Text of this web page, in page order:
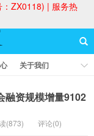
ZX0118) | 服务热
关于我们
融资规模增量9102
(873) 评论(0)